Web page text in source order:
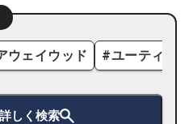
ウェイウッド #ユーティリ
しく検索